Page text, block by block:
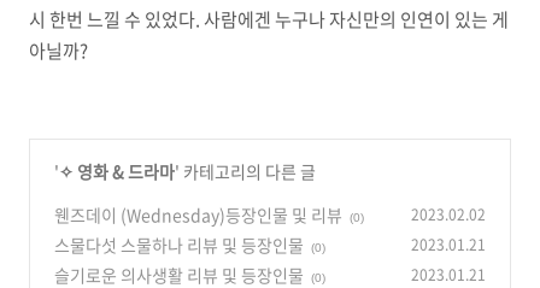
시 한번 느낄 수 있었다. 사람에겐 누구나 자신만의 인연이 있는 게
아닐까?
'✧ 영화 & 드라마' 카테고리의 다른 글
웬즈데이 (Wednesday)등장인물 및 리뷰
(0) 2023.02.02
스물다섯 스물하나 리뷰 및 등장인물 (0) 2023.01.21
슬기로운 의사생활 리뷰 및 등장인물 (0) 2023.01.21